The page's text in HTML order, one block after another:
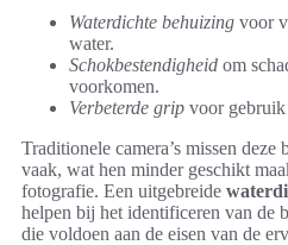
Waterdichte behuizing voor
water.
Schokbestendigheid om
voorkomen.
Verbeterde grip voor gebruik
Traditionele camera’s missen deze
vaak, wat hen minder geschikt
fotografie. Een uitgebreide
helpen bij het identificeren van de
die voldoen aan de eisen van de